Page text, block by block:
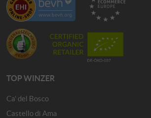
TOP WINZER
Ca' del Bosco
Castello di Ama